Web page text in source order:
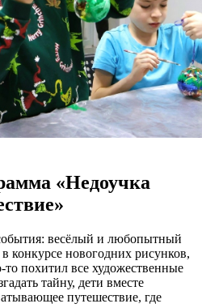
«Недоучка
весёлый и любопытный
конкурсе новогодних рисунков,
похитил все художественные
тайну, дети вместе
путешествие, где